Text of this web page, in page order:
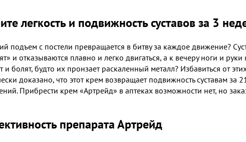
легкость и подвижность суставов за 3
подъем с постели превращается в битву за каждое движение?
и отказываются плавно и легко двигаться, а к вечеру ноги и
и болят, будто их пронзает раскаленный металл? Избавиться от
доказано, что этот крем возвращает подвижность суставам за
Прибрести крем «Артрейд» в аптеках возможности нет, но
препарата Артрейд